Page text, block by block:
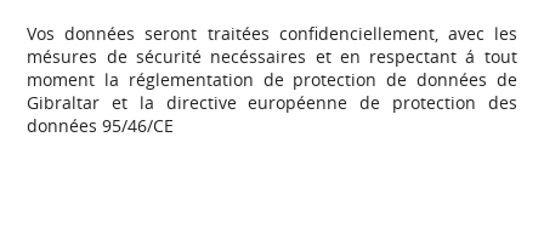
Vos données seront traitées confidenciellement, avec les
mésures de sécurité necéssaires et en respectant á tout
moment la réglementation de protection de données de
Gibraltar et la directive européenne de protection des
données 95/46/CE